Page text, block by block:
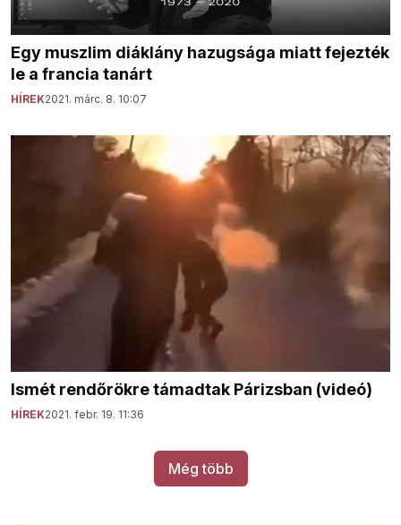
Egy muszlim diáklány hazugsága miatt fejezték
le a francia tanárt
HÍREK2021. márc. 8. 10:07
Ismét rendőrökre támadtak Párizsban (videó)
HÍREK2021. febr. 19. 11:36
Még több